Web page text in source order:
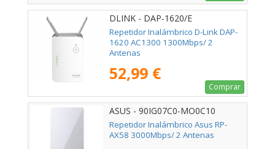
DLINK - DAP-1620/E
Repetidor Inalámbrico D-Link DAP-
1620 AC1300 1300Mbps/ 2
Antenas
52,99 €
Comprar
ASUS - 90IG07C0-MO0C10
Repetidor Inalámbrico Asus RP-
AX58 3000Mbps/ 2 Antenas